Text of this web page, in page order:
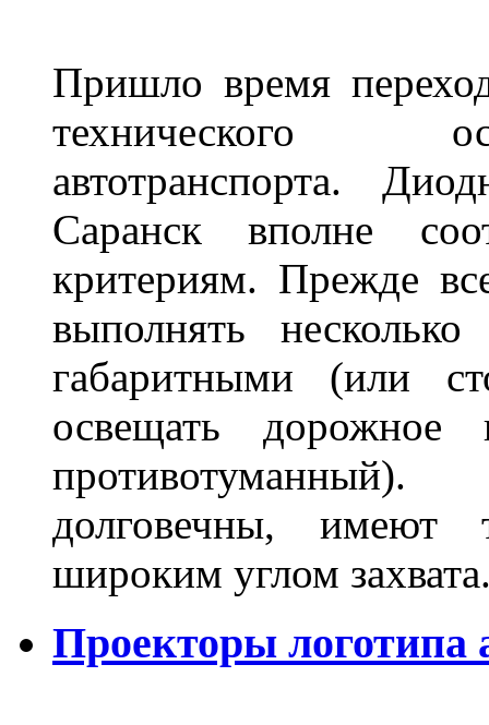
Пришло время
технического
автотранспорта.
Саранск вполне
критериям. Прежде
выполнять
габаритными (или
освещать
долговечны, имеют
широким углом
Проекторы логотипа